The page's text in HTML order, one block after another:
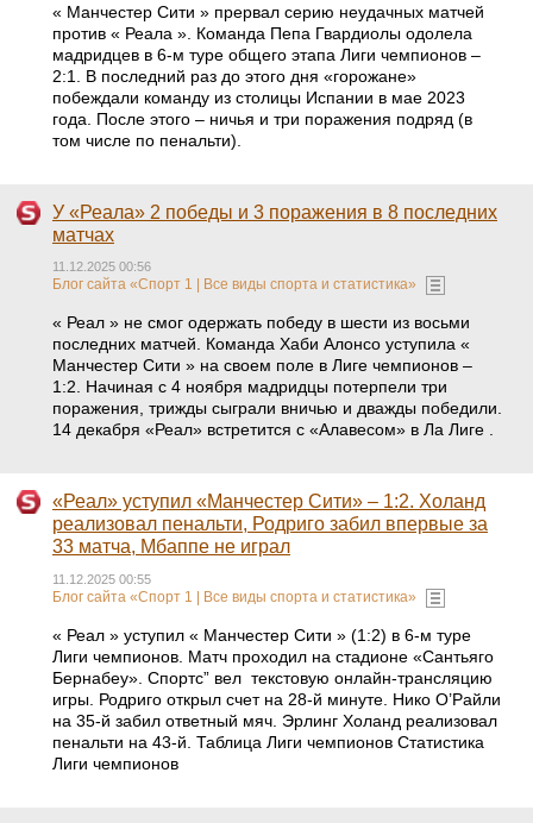
« Манчестер Сити » прервал серию неудачных матчей
против « Реала ». Команда Пепа Гвардиолы одолела
мадридцев в 6-м туре общего этапа Лиги чемпионов –
2:1. В последний раз до этого дня «горожане»
побеждали команду из столицы Испании в мае 2023
года. После этого – ничья и три поражения подряд (в
том числе по пенальти).
У «Реала» 2 победы и 3 поражения в 8 последних
матчах
11.12.2025 00:56
Блог сайта «Спорт 1 | Все виды спорта и статистика»
« Реал » не смог одержать победу в шести из восьми
последних матчей. Команда Хаби Алонсо уступила «
Манчестер Сити » на своем поле в Лиге чемпионов –
1:2. Начиная с 4 ноября мадридцы потерпели три
поражения, трижды сыграли вничью и дважды победили.
14 декабря «Реал» встретится с «Алавесом» в Ла Лиге .
«Реал» уступил «Манчестер Сити» – 1:2. Холанд
реализовал пенальти, Родриго забил впервые за
33 матча, Мбаппе не играл
11.12.2025 00:55
Блог сайта «Спорт 1 | Все виды спорта и статистика»
« Реал » уступил « Манчестер Сити » (1:2) в 6-м туре
Лиги чемпионов. Матч проходил на стадионе «Сантьяго
Бернабеу». Спортс” вел текстовую онлайн-трансляцию
игры. Родриго открыл счет на 28-й минуте. Нико О’Райли
на 35-й забил ответный мяч. Эрлинг Холанд реализовал
пенальти на 43-й. Таблица Лиги чемпионов Статистика
Лиги чемпионов